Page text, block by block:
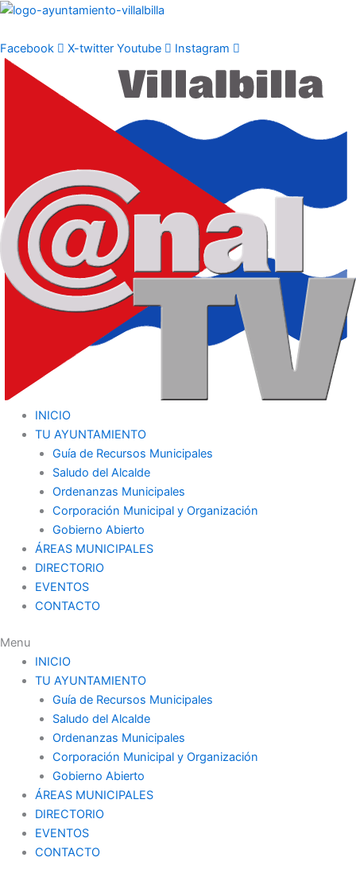
Ir
contenido
Facebook X-twitter Youtube Instagram
INICIO
TU AYUNTAMIENTO
Guía de Recursos Municipales
Saludo del Alcalde
Ordenanzas Municipales
Corporación Municipal y Organización
Gobierno Abierto
ÁREAS MUNICIPALES
DIRECTORIO
EVENTOS
CONTACTO
Menu
INICIO
TU AYUNTAMIENTO
Guía de Recursos Municipales
Saludo del Alcalde
Ordenanzas Municipales
Corporación Municipal y Organización
Gobierno Abierto
ÁREAS MUNICIPALES
DIRECTORIO
EVENTOS
CONTACTO